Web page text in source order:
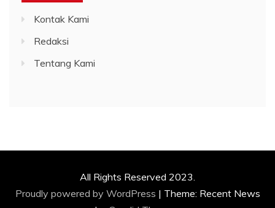
Kontak Kami
Redaksi
Tentang Kami
All Rights Reserved 2023.
Proudly powered by WordPress | Theme: Recent News